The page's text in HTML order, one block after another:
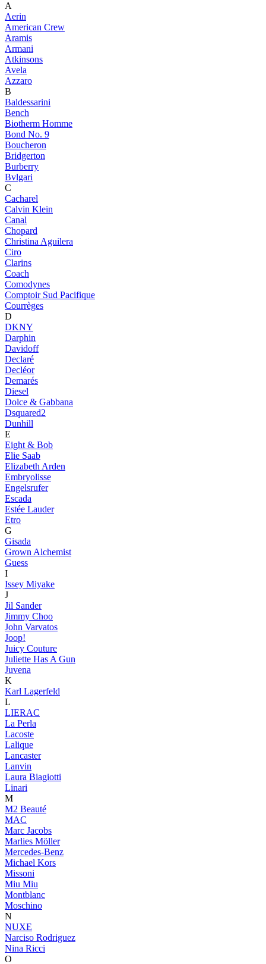
A
Aerin
American Crew
Aramis
Armani
Atkinsons
Avela
Azzaro
B
Baldessarini
Bench
Biotherm Homme
Bond No. 9
Boucheron
Bridgerton
Burberry
Bvlgari
C
Cacharel
Calvin Klein
Canal
Chopard
Christina Aguilera
Ciro
Clarins
Coach
Comodynes
Comptoir Sud Pacifique
Courrèges
D
DKNY
Darphin
Davidoff
Declaré
Decléor
Demarés
Diesel
Dolce & Gabbana
Dsquared2
Dunhill
E
Eight & Bob
Elie Saab
Elizabeth Arden
Embryolisse
Engelsrufer
Escada
Estée Lauder
Etro
G
Gisada
Grown Alchemist
Guess
I
Issey Miyake
J
Jil Sander
Jimmy Choo
John Varvatos
Joop!
Juicy Couture
Juliette Has A Gun
Juvena
K
Karl Lagerfeld
L
LIERAC
La Perla
Lacoste
Lalique
Lancaster
Lanvin
Laura Biagiotti
Linari
M
M2 Beauté
MAC
Marc Jacobs
Marlies Möller
Mercedes-Benz
Michael Kors
Missoni
Miu Miu
Montblanc
Moschino
N
NUXE
Narciso Rodriguez
Nina Ricci
O